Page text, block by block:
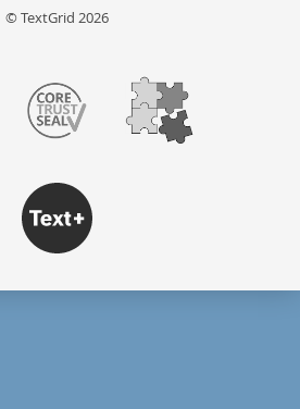
© TextGrid 2026